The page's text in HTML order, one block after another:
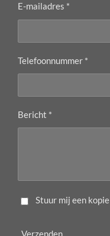
E-mailadres *
Telefoonnummer *
Bericht *
Stuur mij een kopie
Verzenden